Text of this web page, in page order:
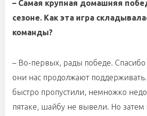
– Самая крупная домашняя
сезоне. Как эта игра
команды?
– Во-первых, рады победе.
они нас продолжают
быстро пропустили, немножко
пятаке, шайбу не вывели. Но затем